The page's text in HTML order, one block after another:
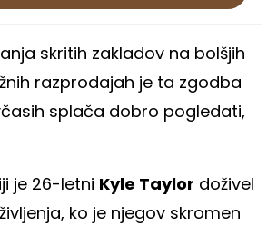
skritih zakladov na bolšjih
razprodajah je ta zgodba
splača dobro pogledati,
je 26-letni Kyle Taylor doživel
ko je njegov skromen